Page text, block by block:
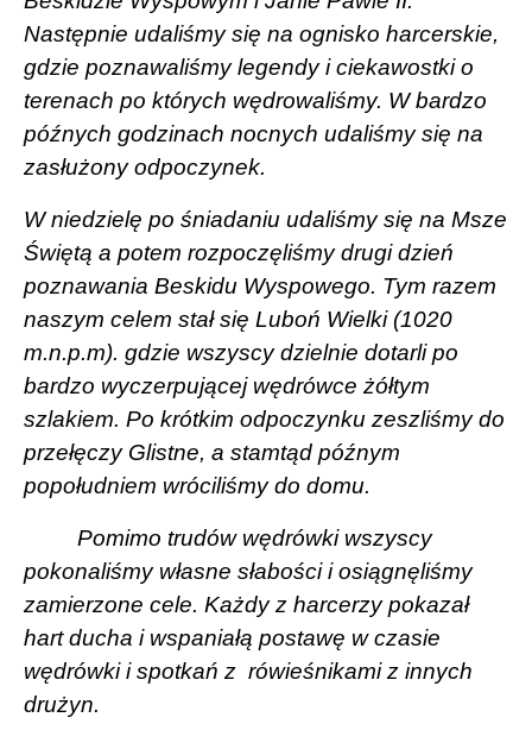
Następnie udaliśmy się na ognisko harcerskie,
gdzie poznawaliśmy legendy i ciekawostki o
terenach po których wędrowaliśmy. W bardzo
późnych godzinach nocnych udaliśmy się na
zasłużony odpoczynek.
W niedzielę po śniadaniu udaliśmy się na Msze
Świętą a potem rozpoczęliśmy drugi dzień
poznawania Beskidu Wyspowego. Tym razem
naszym celem stał się Luboń Wielki (1020
m.n.p.m). gdzie wszyscy dzielnie dotarli po
bardzo wyczerpującej wędrówce żółtym
szlakiem. Po krótkim odpoczynku zeszliśmy do
przełęczy Glistne, a stamtąd późnym
popołudniem wróciliśmy do domu.
Pomimo trudów wędrówki wszyscy
pokonaliśmy własne słabości i osiągnęliśmy
zamierzone cele. Każdy z harcerzy pokazał
hart ducha i wspaniałą postawę w czasie
wędrówki i spotkań z rówieśnikami z innych
drużyn.